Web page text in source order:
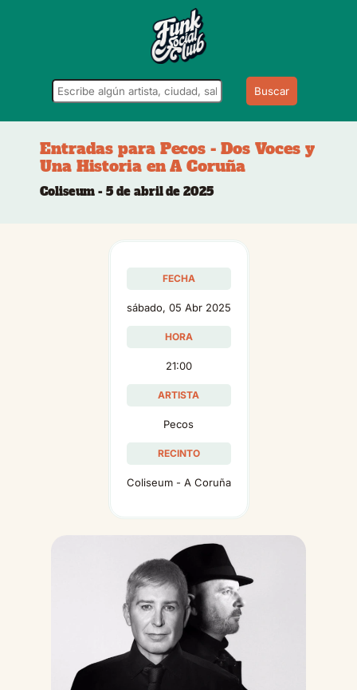
Buscar
Entradas para Pecos - Dos Voces y
Una Historia en A Coruña
Coliseum - 5 de abril de 2025
FECHA
sábado, 05 Abr 2025
HORA
21:00
ARTISTA
Pecos
RECINTO
Coliseum - A Coruña